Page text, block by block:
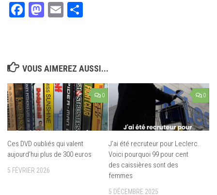
Facebook
Mastodon
Email
VOUS AIMEREZ AUSSI...
0
Ces DVD oubliés qui valent
aujourd’hui plus de 300 euros
5 FÉVRIER 2026
0
J’ai été recruteur pour Leclerc.
Voici pourquoi 99 pour cent
des caissières sont des
femmes
5 DÉCEMBRE 2025